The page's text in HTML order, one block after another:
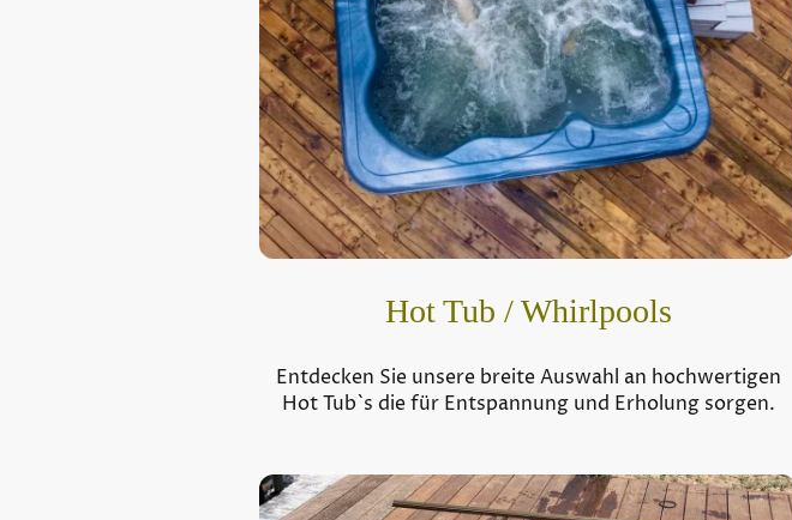
Hot Tub / Whirlpools
Entdecken Sie unsere breite Auswahl an hochwertigen
Hot Tub`s die für Entspannung und Erholung sorgen.